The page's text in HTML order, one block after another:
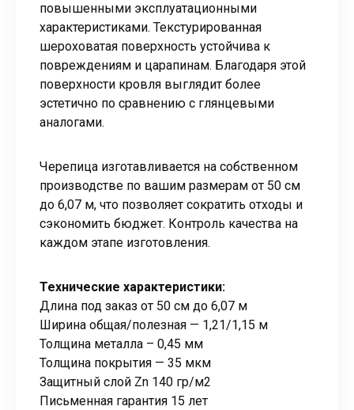
повышенными эксплуатационными
характеристиками. Текстурированная
шероховатая поверхность устойчива к
повреждениям и царапинам. Благодаря этой
поверхности кровля выглядит более
эстетично по сравнению с глянцевыми
аналогами.
Черепица изготавливается на собственном
производстве по вашим размерам от 50 см
до 6,07 м, что позволяет сократить отходы и
сэкономить бюджет. Контроль качества на
каждом этапе изготовления.
Технические характеристики:
Длина под заказ от 50 см до 6,07 м
Ширина общая/полезная — 1,21/1,15 м
Толщина металла – 0,45 мм
Толщина покрытия — 35 мкм
Защитный слой Zn 140 гр/м2
Письменная гарантия 15 лет